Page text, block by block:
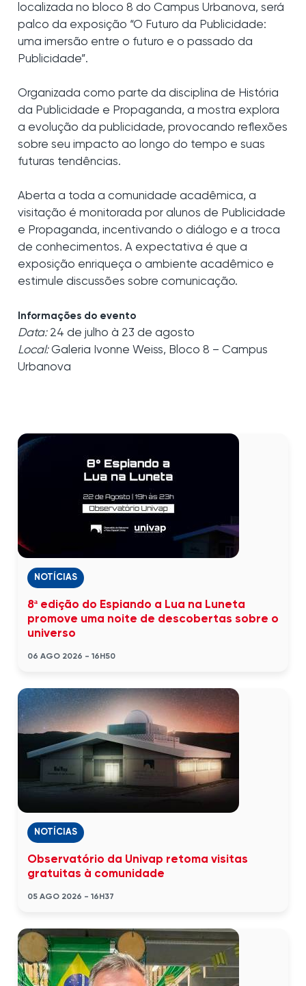
localizada no bloco 8 do Campus Urbanova, será
palco da exposição “O Futuro da Publicidade:
uma imersão entre o futuro e o passado da
Publicidade”.
Organizada como parte da disciplina de História
da Publicidade e Propaganda, a mostra explora
a evolução da publicidade, provocando reflexões
sobre seu impacto ao longo do tempo e suas
futuras tendências.
Aberta a toda a comunidade acadêmica, a
visitação é monitorada por alunos de Publicidade
e Propaganda, incentivando o diálogo e a troca
de conhecimentos. A expectativa é que a
exposição enriqueça o ambiente acadêmico e
estimule discussões sobre comunicação.
Informações do evento
Data: 24 de julho à 23 de agosto
Local:Galeria Ivonne Weiss, Bloco 8 – Campus
Urbanova
NOTÍCIAS
8ª edição do Espiando a Lua na Luneta
promove uma noite de descobertas sobre o
universo
06 AGO 2026 - 16H50
NOTÍCIAS
Observatório da Univap retoma visitas
gratuitas à comunidade
05 AGO 2026 - 16H37